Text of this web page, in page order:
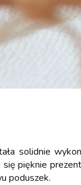
solidnie
pięknie
poduszek.